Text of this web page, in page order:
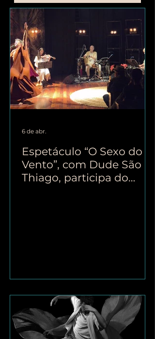
Espetáculo “O Sexo do
Vento”, com Dude São
Thiago, participa do
6 de abr.